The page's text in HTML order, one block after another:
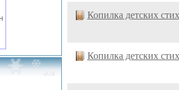
Копилка детских
Копилка детских